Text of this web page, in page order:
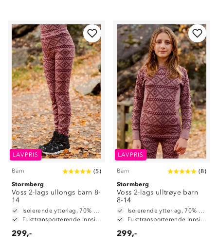
LAVPRIS
Barn (5)
Stormberg
Voss 2-lags ullongs barn 8-
14
Isolerende ytterlag, 70% merinoull / 30% polyester
Fukttransporterende innside, 100% polyester
299,-
LAVPRIS
Barn (8)
Stormberg
Voss 2-lags ulltrøye barn
8-14
Isolerende ytterlag, 70% merinoull / 30% polyester
Fukttransporterende innside, 100% polyester
299,-